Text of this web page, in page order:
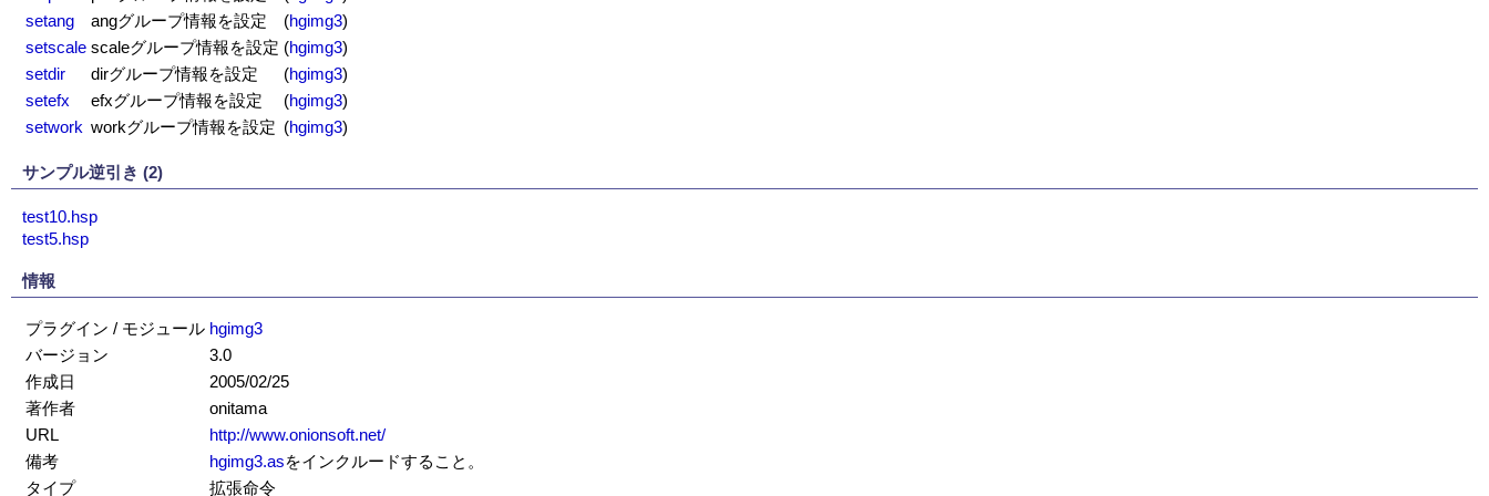
setang
angグループ情報を設定 (hgimg3)
setscale scaleグループ情報を設定 (hgimg3)
setdir
dirグループ情報を設定 (hgimg3)
setefx
efxグループ情報を設定 (hgimg3)
setwork workグループ情報を設定 (hgimg3)
サンプル逆引き (2)
test10.hsp
test5.hsp
情報
プラグイン / モジュール hgimg3
バージョン
3.0
作成日
2005/02/25
著作者
onitama
URL
http://www.onionsoft.net/
備考
hgimg3.asをインクルードすること。
タイプ
拡張命令